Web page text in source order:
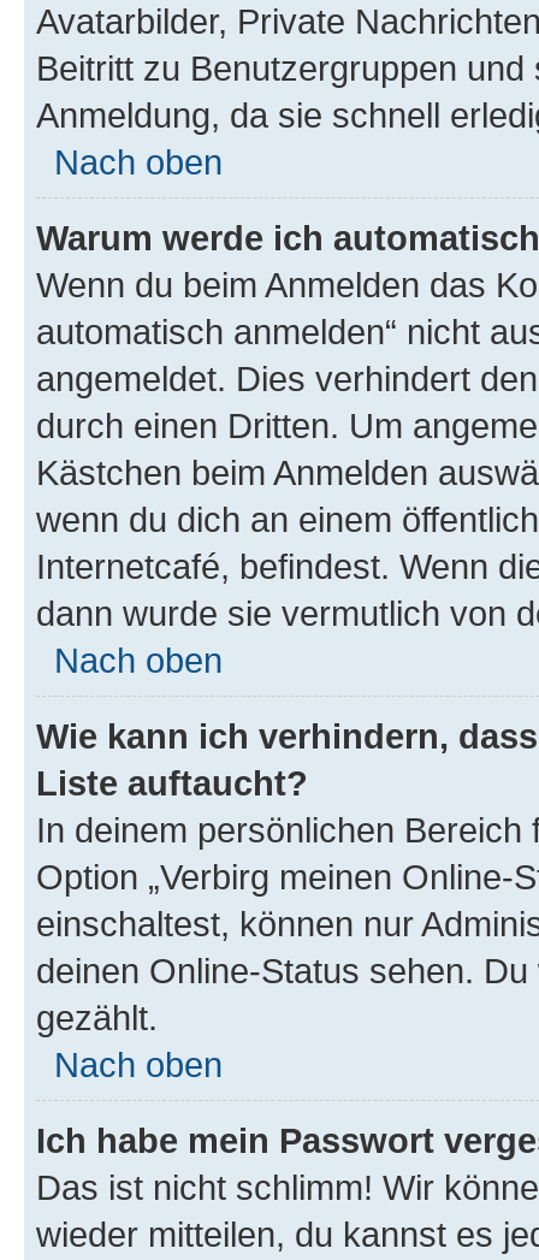
Avatarbilder, Private
Beitritt zu Benutzergruppen
Anmeldung, da sie schnell
Nach oben
Warum werde ich
Wenn du beim Anmelden das
automatisch anmelden“ nicht
angemeldet. Dies verhindert
durch einen Dritten. Um
Kästchen beim Anmelden
wenn du dich an einem
Internetcafé, befindest. Wenn
dann wurde sie vermutlich von
Nach oben
Wie kann ich verhindern,
Liste auftaucht?
In deinem persönlichen
Option „Verbirg meinen Online-
einschaltest, können nur
deinen Online-Status sehen.
gezählt.
Nach oben
Ich habe mein Passwort
Das ist nicht schlimm! Wir
wieder mitteilen, du kannst es